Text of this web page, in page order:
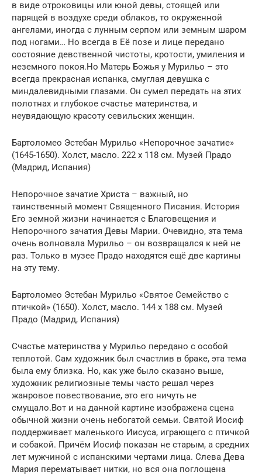
в виде отроковицы или юной девы, стоящей или
парящей в воздухе среди облаков, то окруженной
ангелами, иногда с лунным серпом или земным шаром
под ногами… Но всегда в Её позе и лице передано
состояние девственной чистоты, кротости, умиления и
неземного покоя.Но Матерь Божья у Мурильо – это
всегда прекрасная испанка, смуглая девушка с
миндалевидными глазами. Он сумел передать на этих
полотнах и глубокое счастье материнства, и
неувядающую красоту севильских женщин.
Бартоломео Эстебан Мурильо «Непорочное зачатие»
(1645-1650). Холст, масло. 222 x 118 cм. Музей Прадо
(Мадрид, Испания)
Непорочное зачатие Христа – важный, но
таинственный момент Священного Писания. История
Его земной жизни начинается с Благовещения и
Непорочного зачатия Девы Марии. Очевидно, эта тема
очень волновала Мурильо – он возвращался к ней не
раз. Только в музее Прадо находятся ещё две картины
на эту тему.
Бартоломео Эстебан Мурильо «Святое Cемейство с
птичкой» (1650). Холст, масло. 144 x 188 cм. Музей
Прадо (Мадрид, Испания)
Счастье материнства у Мурильо передано с особой
теплотой. Сам художник был счастлив в браке, эта тема
была ему близка. Но, как уже было сказано выше,
художник религиозные темы часто решал через
жанровое повествование, это его ничуть не
смущало.Вот и на данной картине изображена сцена
обычной жизни очень небогатой семьи. Святой Иосиф
поддерживает маленького Иисуса, играющего с птичкой
и собакой. Причём Иосиф показан не старым, а средних
лет мужчиной с испанскими чертами лица. Слева Дева
Мария перематывает нитки, но вся она поглощена